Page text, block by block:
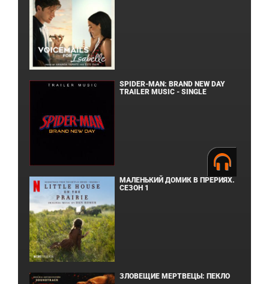
SPIDER-MAN: BRAND NEW DAY
TRAILER MUSIC - SINGLE
МАЛЕНЬКИЙ ДОМИК В ПРЕРИЯХ.
СЕЗОН 1
ЗЛОВЕЩИЕ МЕРТВЕЦЫ: ПЕКЛО